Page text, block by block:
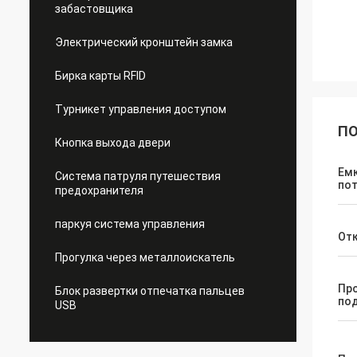
забастовщика
Электрический кронштейн замка
Бирка карты RFID
Турникет управления доступом
Кнопка выхода двери
Система патруля путешествия
предохранителя
паркуя система управления
Прогулка через металлоискатель
Блок развертки отпечатка пальцев
USB